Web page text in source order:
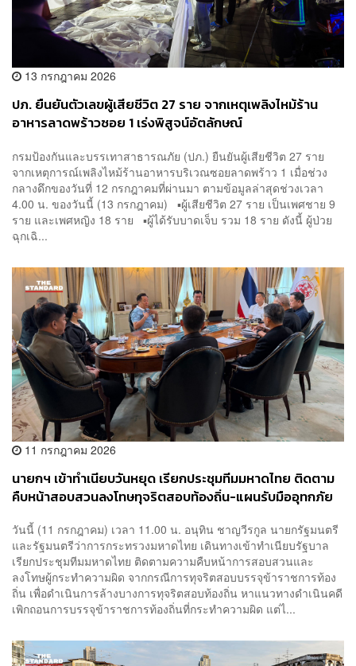
13 กรกฎาคม 2026
ปภ. ยืนยันตัวเลขผู้เสียชีวิต 27 ราย จากเหตุเพลิงไหม้ร้าน
อาหารลาดพร้าวซอย 1 เร่งพิสูจน์อัตลักษณ์
กรมป้องกันและบรรเทาสาธารณภัย (ปภ.) ยืนยันผู้เสียชีวิต 27 ราย
จากเหตุการณ์เพลิงไหม้ร้านอาหารบริเวณซอยลาดพร้าว 1 เมื่อช่วง
กลางดึกของวันที่ 12 กรกฎาคมที่ผ่านมา ตามข้อมูลล่าสุดช่วงเวลา
4.00 น. ของวันนี้ (13 กรกฎาคม) ▪️ผู้เสียชีวิต 27 ราย เป็นเพศชาย 9
ราย และเพศหญิง 18 ราย ▪️ผู้ได้รับบาดเจ็บ รวม 18 ราย ดังนี้ ผู้ป่วย
ฉุกเฉิ...
11 กรกฎาคม 2026
นายกฯ เข้าทำเนียบวันหยุด เรียกประชุมทีมมหาดไทย ติดตาม
คืบหน้าสอบสวนลงโทษทุจริตสอบท้องถิ่น-แผนรับมืออุทกภัย
วันนี้ (11 กรกฎาคม) เวลา 11.00 น. อนุทิน ชาญวีรกูล นายกรัฐมนตรี
และ​รัฐมนตรี​ว่าการ​กระทรวง​มหาดไทย เดินทางเข้าทำเนียบรัฐบาล​
เรียกประชุมทีมมหาดไทย ติดตามความคืบหน้าการสอบสวนและ
ลงโทษผู้กระทำความผิด จากกรณีการทุจริตสอบบรรจุข้าราชการท้อง
ถิ่น เพื่อดำเนินการล้างบางการทุจริตสอบท้องถิ่น หาแนวทางดำเนินคดี
เพิกถอนการบรรจุข้าราชการท้องถิ่นที่กระทำความผิด แต่ไ...